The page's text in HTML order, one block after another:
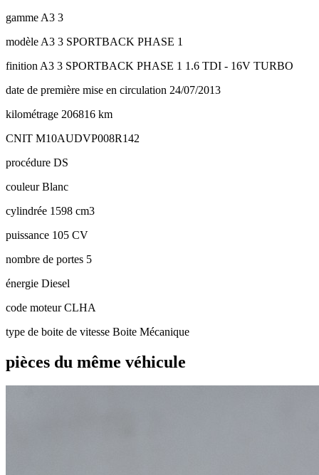
gamme A3 3
modèle A3 3 SPORTBACK PHASE 1
finition A3 3 SPORTBACK PHASE 1 1.6 TDI - 16V TURBO
date de première mise en circulation 24/07/2013
kilométrage 206816 km
CNIT M10AUDVP008R142
procédure DS
couleurBlanc
cylindrée 1598 cm3
puissance 105 CV
nombre de portes 5
énergie Diesel
code moteurCLHA
type de boite de vitesse Boite Mécanique
pièces du même véhicule